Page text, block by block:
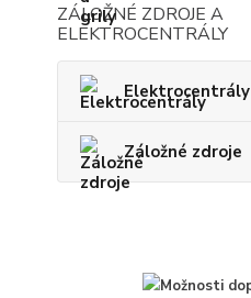
ZÁLOŽNÉ ZDROJE A
ELEKTROCENTRÁLY
Elektrocentrály
Záložné zdroje